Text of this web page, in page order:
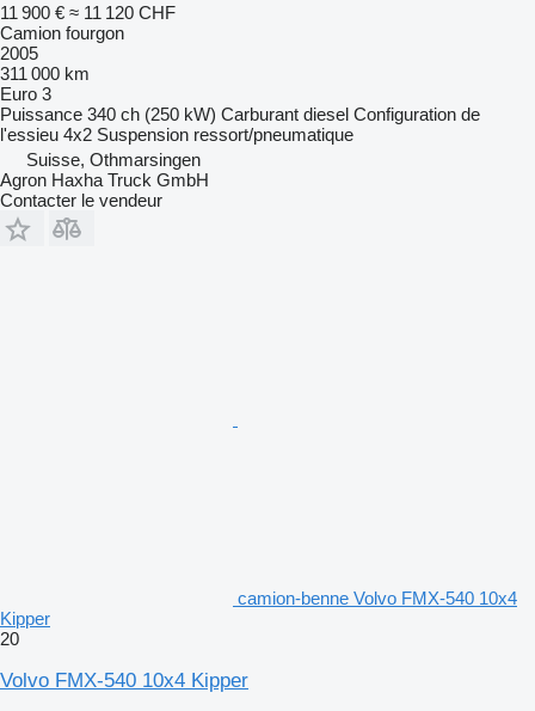
11 900 € ≈ 11 120 CHF
Camion fourgon
2005
311 000 km
Euro 3
Puissance 340 ch (250 kW) Carburant diesel Configuration de
l'essieu 4x2 Suspension ressort/pneumatique
Suisse, Othmarsingen
Agron Haxha Truck GmbH
Contacter le vendeur
camion-benne Volvo FMX-540 10x4
Kipper
20
Volvo FMX-540 10x4 Kipper